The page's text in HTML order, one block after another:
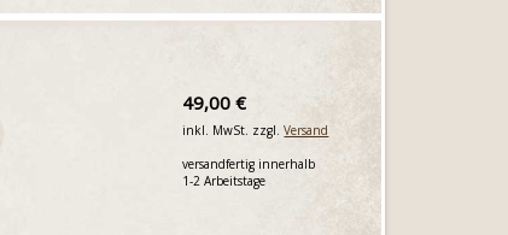
49,00 €
inkl. MwSt. zzgl.Versand
versandfertig innerhalb
1-2 Arbeitstage